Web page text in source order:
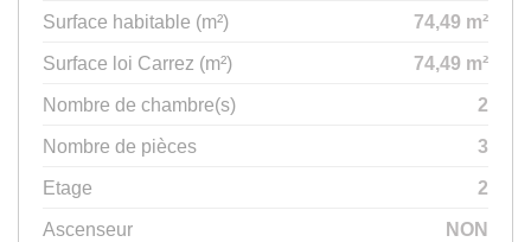
Surface habitable (m²)
74,49 m²
Surface loi Carrez (m²)
74,49 m²
Nombre de chambre(s)
2
Nombre de pièces
3
Etage
2
Ascenseur
NON